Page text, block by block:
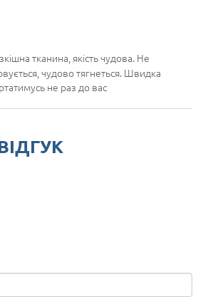
тканина, якість чудова. Не
чудово тягнеться. Швидка
не раз до вас